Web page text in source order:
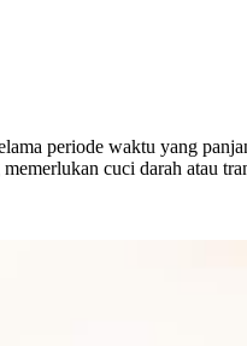
periode waktu yang
memerlukan cuci darah atau